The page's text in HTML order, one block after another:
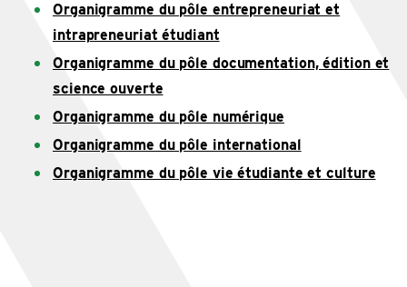
Organigramme du pôle entrepreneuriat et
intrapreneuriat étudiant
Organigramme du pôle documentation, édition et
science ouverte
Organigramme du pôle numérique
Organigramme du pôle international
Organigramme du pôle vie étudiante et culture